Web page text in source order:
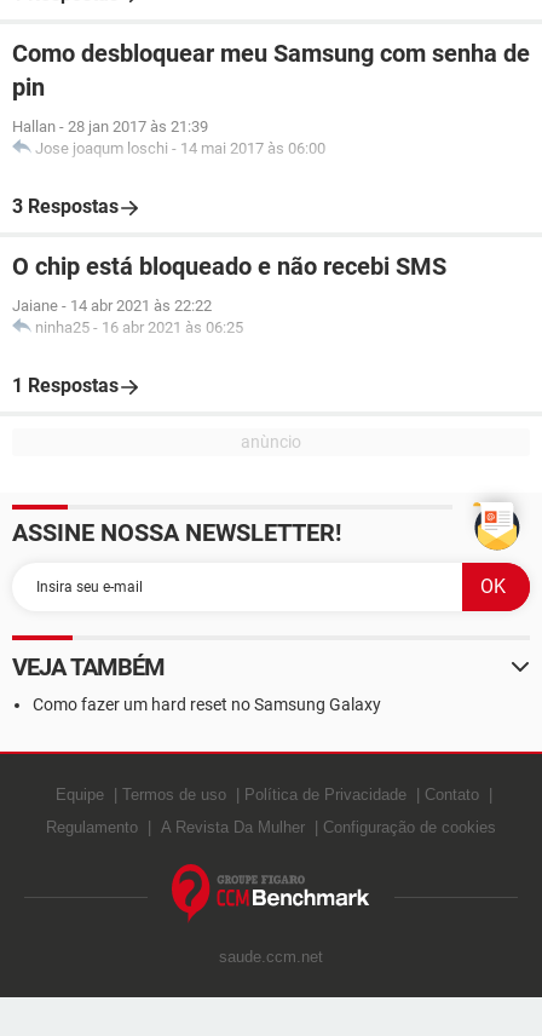
Como desbloquear meu Samsung com senha de
pin
Hallan - 28 jan 2017 às 21:39
Jose joaqum loschi - 14 mai 2017 às 06:00
3 Respostas
O chip está bloqueado e não recebi SMS
Jaiane - 14 abr 2021 às 22:22
ninha25 - 16 abr 2021 às 06:25
1 Respostas
ASSINE NOSSA NEWSLETTER!
VEJA TAMBÉM
Como fazer um hard reset no Samsung Galaxy
Equipe Termos de uso Política de Privacidade
Contato
Regulamento
A Revista Da Mulher Configuração de cookies
saude.ccm.net